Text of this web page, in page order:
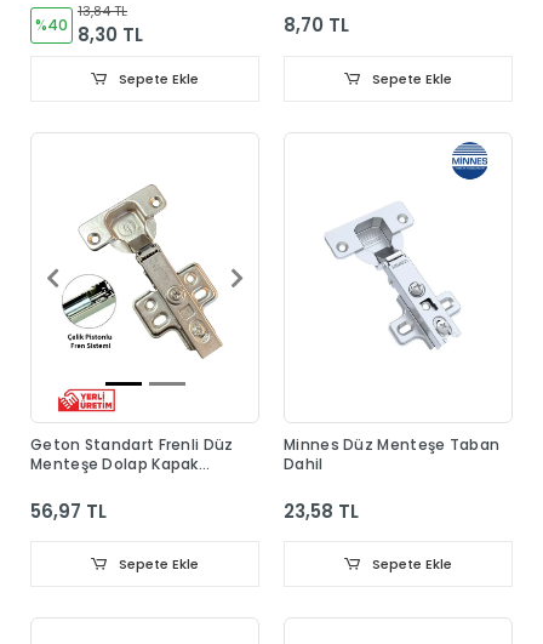
%40
13,84 TL
8,30 TL
Sepete Ekle
8,70 TL
Sepete Ekle
Geton Standart Frenli Düz
Menteşe Dolap Kapak
56,97 TL
Sepete Ekle
Minnes Düz Menteşe Taban
Dahil
23,58 TL
Sepete Ekle